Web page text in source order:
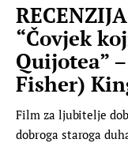
FILM
MUSIC
“Čovjek
Quijotea”
Fisher)
Film za ljubitelje
dobroga staroga